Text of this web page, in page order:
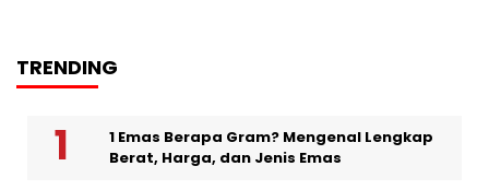
TRENDING
1 Emas Berapa Gram? Mengenal Lengkap
Berat, Harga, dan Jenis Emas